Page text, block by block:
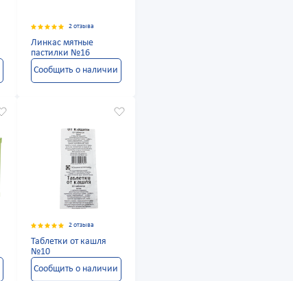
2 отзыва
Линкас мятные
пастилки №16
Сообщить о наличии
2 отзыва
Таблетки от кашля
№10
Сообщить о наличии